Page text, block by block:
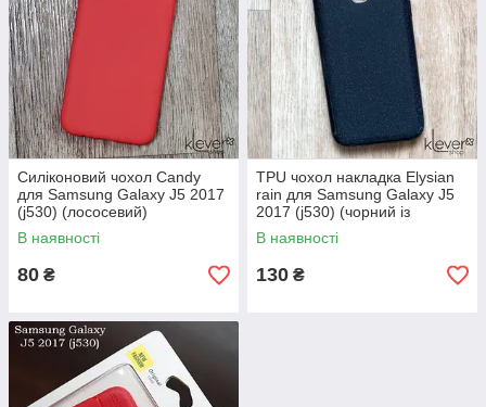
Силіконовий чохол Candy
для Samsung Galaxy J5 2017
(j530) (лососевий)
В наявності
80 ₴
TPU чохол накладка Elysian
rain для Samsung Galaxy J5
2017 (j530) (чорний із
блискітками)
В наявності
130 ₴